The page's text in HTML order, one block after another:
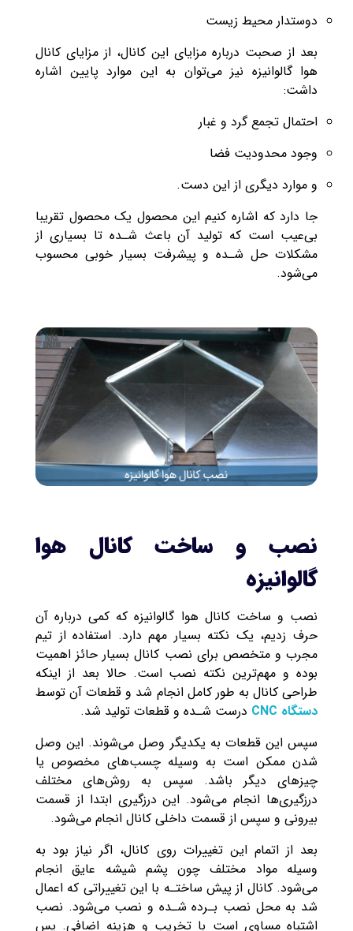
دوستدار محیط زیست
بعد از صحبت درباره مزایای این کانال، از مزایای کانال
هوا گالوانیزه نیز می‌توان به این موارد پایین اشاره
داشت:
احتمال تجمع گرد و غبار
وجود محدودیت فضا
و موارد دیگری از این دست.
جا دارد که اشاره کنیم این محصول یک محصول تقریبا
بی‌عیب است که تولید آن باعث شـده تا بسیاری از
مشکلات حل شـده و پیشرفت بسیار خوبی محسوب
می‌شود.
نصب و ساخت کانال هوا
گالوانیزه
نصب و ساخت کانال هوا گالوانیزه که کمی درباره آن
حرف زدیم، یک نکته بسیار مهم دارد. استفاده از تیم
مجرب و متخصص برای نصب کانال بسیار حائز اهمیت
بوده و مهم‌ترین نکته نصب است. حالا بعد از اینکه
طراحی کانال به طور کامل انجام شد و قطعات آن توسط
دستگاه CNC
درست شـده و قطعات تولید شد.
سپس این قطعات به یکدیگر وصل می‌شوند. این وصل
شدن ممکن است به وسیله چسب‌های مخصوص یا
چیزهای دیگر باشد. سپس به روش‌های مختلف
درزگیری‌ها انجام می‌شود. این درزگیری ابتدا از قسمت
بیرونی و سپس از قسمت داخلی کانال انجام می‌شود.
بعد از اتمام این تغییرات روی کانال، اگر نیاز بود به
وسیله مواد مختلف چون پشم شیشه عایق انجام
می‌شود. کانال از پیش ساختـه با این تغییراتی که اعمال
شد به محل نصب بـرده شـده و نصب می‌شود. نصب
اشتباه مساوی است با تخریب و هزینه اضافی. پس